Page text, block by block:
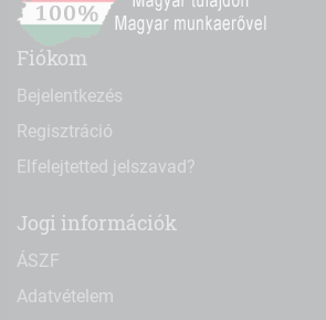
Fiókom
Bejelentkezés
Regisztráció
Elfelejtetted jelszavad?
Jogi információk
ÁSZF
Adatvételem